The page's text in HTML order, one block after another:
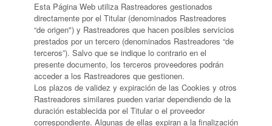
Esta Página Web utiliza Rastreadores gestionados
directamente por el Titular (denominados Rastreadores
“de origen") y Rastreadores que hacen posibles servicios
prestados por un tercero (denominados Rastreadores “de
terceros”). Salvo que se indique lo contrario en el
presente documento, los terceros proveedores podrán
acceder a los Rastreadores que gestionen.
Los plazos de validez y expiración de las Cookies y otros
Rastreadores similares pueden variar dependiendo de la
duración establecida por el Titular o el proveedor
correspondiente. Algunas de ellas expiran a la finalización